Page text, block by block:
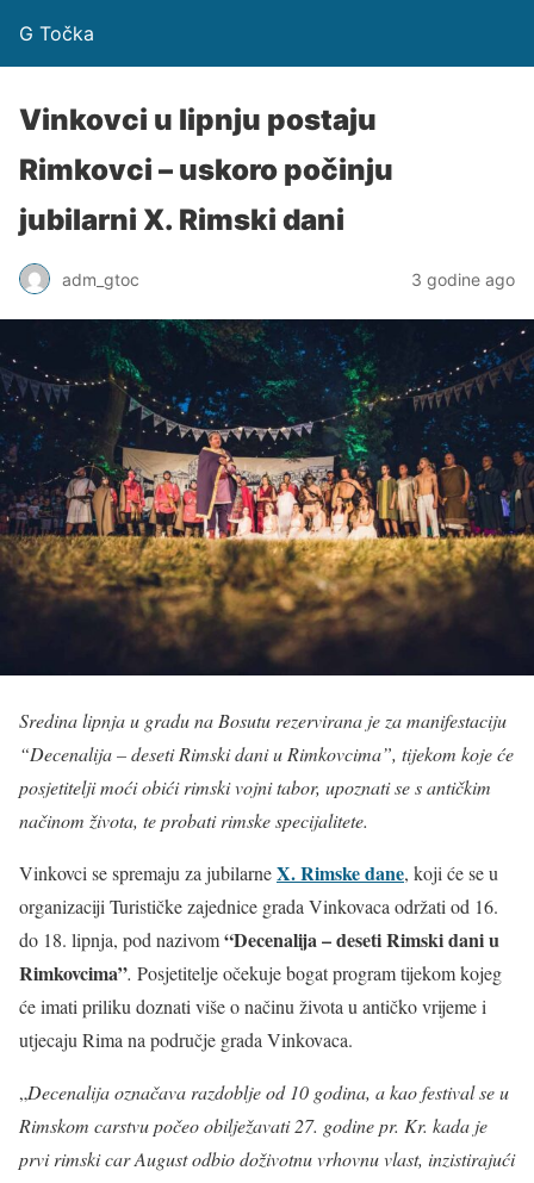
G Točka
Vinkovci u lipnju postaju
Rimkovci – uskoro počinju
jubilarni X. Rimski dani
adm_gtoc 3 godine ago
Sredina lipnja u gradu na Bosutu rezervirana je za manifestaciju
“Decenalija – deseti Rimski dani u Rimkovcima”, tijekom koje će
posjetitelji moći obići rimski vojni tabor, upoznati se s antičkim
načinom života, te probati rimske specijalitete.
Vinkovci se spremaju za jubilarneX. Rimske dane, koji će se u
organizaciji Turističke zajednice grada Vinkovaca održati od 16.
do 18. lipnja, pod nazivom“Decenalija – deseti Rimski dani u
Rimkovcima”. Posjetitelje očekuje bogat program tijekom kojeg
će imati priliku doznati više o načinu života u antičko vrijeme i
utjecaju Rima na područje grada Vinkovaca.
„Decenalija označava razdoblje od 10 godina, a kao festival se u
Rimskom carstvu počeo obilježavati 27. godine pr. Kr. kada je
prvi rimski car August odbio doživotnu vrhovnu vlast, inzistirajući